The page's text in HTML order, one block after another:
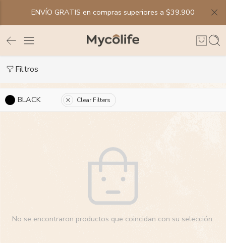
ENVÍO GRATIS en compras superiores a $39.900
Filtros
BLACK Clear Filters
No se encontraron productos que coincidan con su selección.